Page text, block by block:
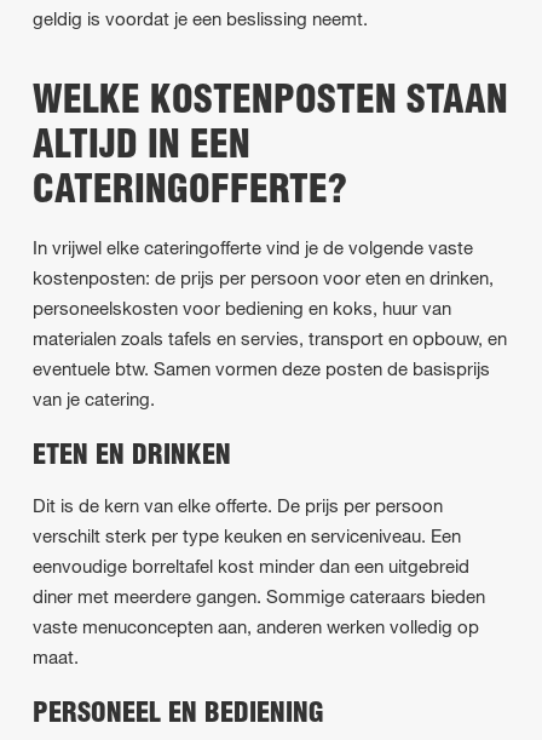
geldig is voordat je een beslissing neemt.
WELKE KOSTENPOSTEN STAAN
ALTIJD IN EEN
CATERINGOFFERTE?
In vrijwel elke cateringofferte vind je de volgende vaste
kostenposten: de prijs per persoon voor eten en drinken,
personeelskosten voor bediening en koks, huur van
materialen zoals tafels en servies, transport en opbouw, en
eventuele btw. Samen vormen deze posten de basisprijs
van je catering.
ETEN EN DRINKEN
Dit is de kern van elke offerte. De prijs per persoon
verschilt sterk per type keuken en serviceniveau. Een
eenvoudige borreltafel kost minder dan een uitgebreid
diner met meerdere gangen. Sommige cateraars bieden
vaste menuconcepten aan, anderen werken volledig op
maat.
PERSONEEL EN BEDIENING